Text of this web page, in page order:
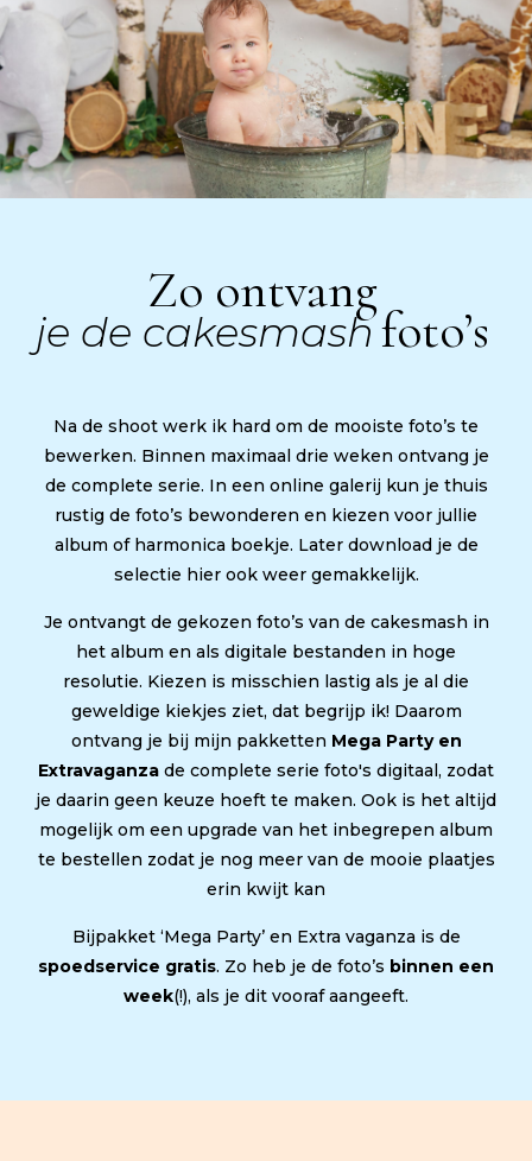
Zo ontvang
je de cakesmashfoto’s
Na de shoot werk ik hard om de mooiste foto’s te
bewerken. Binnen maximaal drie weken ontvang je
de complete serie. In een online galerij kun je thuis
rustig de foto’s bewonderen en kiezen voor jullie
album of harmonica boekje. Later download je de
selectie hier ook weer gemakkelijk.
Je ontvangt de gekozen foto’s van de cakesmash in
het album en als digitale bestanden in hoge
resolutie. Kiezen is misschien lastig als je al die
geweldige kiekjes ziet, dat begrijp ik! Daarom
ontvang je bij mijn pakketten Mega Party en
Extravaganza de complete serie foto's digitaal, zodat
je daarin geen keuze hoeft te maken. Ook is het altijd
mogelijk om een upgrade van het inbegrepen album
te bestellen zodat je nog meer van de mooie plaatjes
erin kwijt kan
Bijpakket ‘Mega Party’ en Extra vaganza is de
spoedservice gratis. Zo heb je de foto’s binnen een
week(!), als je dit vooraf aangeeft.